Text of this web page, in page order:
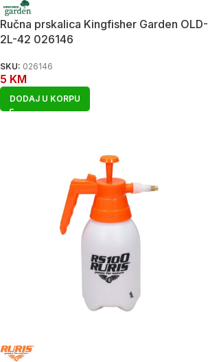
Ručna prskalica Kingfisher Garden OLD-
2L-42 026146
SKU: 026146
5 KM
DODAJ U KORPU